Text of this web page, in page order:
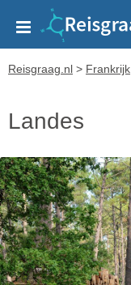
Reisgraag.nl > Frankrijk
Landes